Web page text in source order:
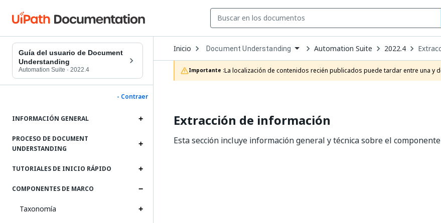
Guía del usuario de Document
Understanding
Automation Suite · 2022.4
- Contraer
INFORMACIÓN GENERAL
PROCESO DE DOCUMENT
UNDERSTANDING
TUTORIALES DE INICIO RÁPIDO
COMPONENTES DE MARCO
Taxonomía
Inicio Open
Dropdown
to
choose
product
Document Understanding Automation Suite 2022.4
Importante :La localización de contenidos recién publicados puede tardar entre una y
Extracción de información
Esta sección incluye información general y técnica sobre el